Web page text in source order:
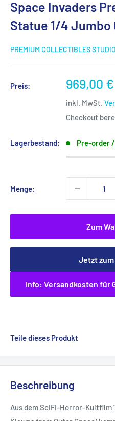
Space Invaders
Statue 1/4 Jumbo
PREMIUM COLLECTIBLES STUDIO
Preis: 969,00 €
inkl. MwSt.
Checkout
Lagerbestand: Pre-order
Menge:
Zum
Jetzt
Info: Versandkosten für
Teile dieses Produkt
Beschreibung
Aus dem SciFi-Horror-Kultfilm